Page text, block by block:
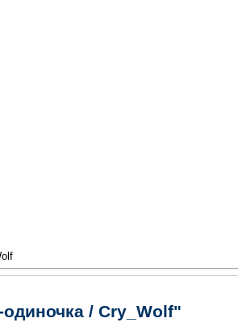
/ Cry_Wolf"